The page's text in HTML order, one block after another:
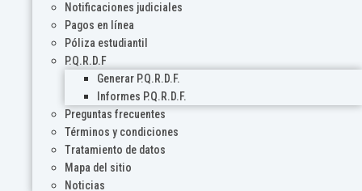
Notificaciones judiciales
Pagos en línea
Póliza estudiantil
P.Q.R.D.F
Generar P.Q.R.D.F.
Informes P.Q.R.D.F.
Preguntas frecuentes
Términos y condiciones
Tratamiento de datos
Mapa del sitio
Noticias